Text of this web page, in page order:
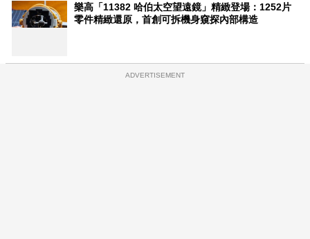
樂高「11382 哈伯太空望遠鏡」精緻登場：1252片
零件精緻還原，首創可拆機身窺探內部構造
ADVERTISEMENT